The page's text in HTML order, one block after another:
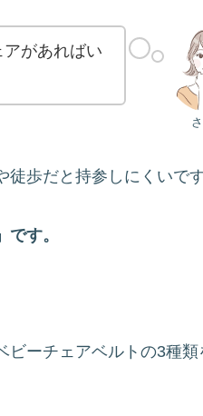
があればい
歩だと持参しにくいです
す。
ビーチェアベルトの3種類